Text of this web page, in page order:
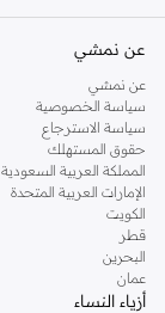
عن نمشي
عن نمشي
سياسة الخصوصية
سياسة الاسترجاع
حقوق المستهلك
المملكة العربية السعودية
الإمارات العربية المتحدة
الكويت
قطر
البحرين
عمان
أزياء النساء